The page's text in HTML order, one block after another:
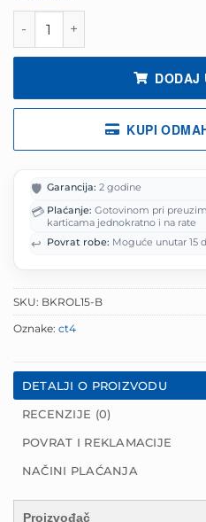
TUCANO ruksak ROLLO
DODAJ
KUPI
🛡️ Garancija: 2 godine
💳 Plaćanje: Gotovinom pri
karticama jednokratno i na rate
↩️ Povrat robe: Moguće unutar 15
SKU: BKROL15-B
Oznake: ct4
DETALJI O PROIZVODU
RECENZIJE (0)
POVRAT I REKLAMACIJE
NAČINI PLAĆANJA
Proizvođač